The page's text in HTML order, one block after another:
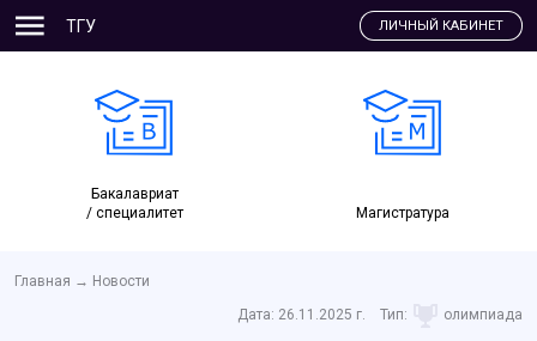
ТГУ ЛИЧНЫЙ КАБИНЕТ
Бакалавриат
/ специалитет
Магистратура
Главная → Новости
Дата: 26.11.2025 г. Тип: олимпиада